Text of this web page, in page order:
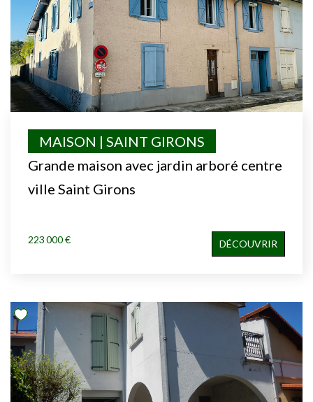
Grande maison avec jardin arboré centre
ville Saint Girons
MAISON | SAINT GIRONS
223 000 € DÉCOUVRIR